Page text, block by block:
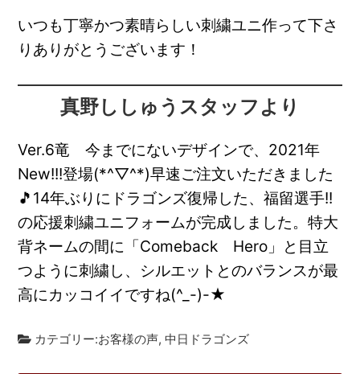
いつも丁寧かつ素晴らしい刺繍ユニ作って下さ
りありがとうございます！
真野ししゅうスタッフより
Ver.6竜 今までにないデザインで、2021年
New!!!登場(*^▽^*)早速ご注文いただきました
🎵14年ぶりにドラゴンズ復帰した、福留選手!!
の応援刺繍ユニフォームが完成しました。特大
背ネームの間に「Comeback Hero」と目立
つように刺繍し、シルエットとのバランスが最
高にカッコイイですね(^_-)-★
カテゴリー:お客様の声,中日ドラゴンズ